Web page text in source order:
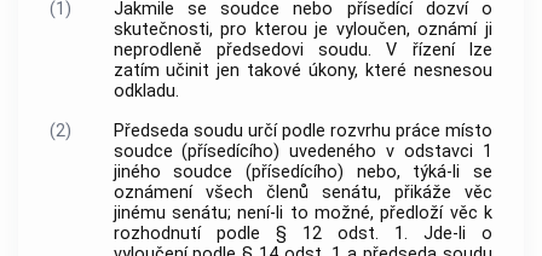
(1)
Jakmile se soudce nebo přísedící dozví o
skutečnosti, pro kterou je vyloučen, oznámí ji
neprodleně předsedovi soudu. V řízení lze
zatím učinit jen takové úkony, které nesnesou
odkladu.
(2)
Předseda soudu určí podle rozvrhu práce místo
soudce (přísedícího) uvedeného v odstavci 1
jiného soudce (přísedícího) nebo, týká-li se
oznámení všech členů senátu, přikáže věc
jinému senátu; není-li to možné, předloží věc k
rozhodnutí podle § 12 odst. 1. Jde-li o